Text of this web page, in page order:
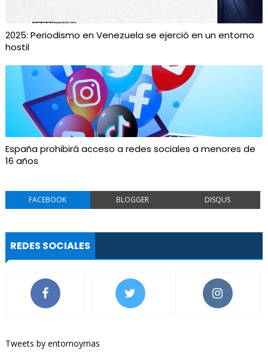
2025: Periodismo en Venezuela se ejerció en un entorno
hostil
España prohibirá acceso a redes sociales a menores de
16 años
FACEBOOK BLOGGER DISQUS
REDES SOCIALES
Tweets by entornoymas